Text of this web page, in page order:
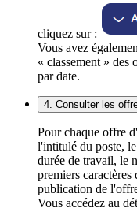
cliquez sur :
Vous avez
« classement » des
par date.
4. Consulter les
Pour chaque offre
l'intitulé du poste,
durée de travail, le
premiers
publication de
Vous accédez au